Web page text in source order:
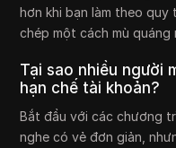
hơn khi bạn làm theo
chép một cách mù quáng
Tại sao nhiều người
hạn chế tài khoản?
Bắt đầu với các chương
nghe có vẻ đơn giản,